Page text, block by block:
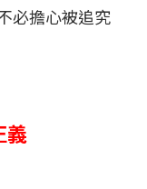
必擔心被追究
義